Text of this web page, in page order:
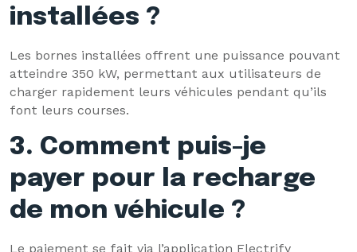
installées ?
Les bornes installées offrent une puissance pouvant
atteindre 350 kW, permettant aux utilisateurs de
charger rapidement leurs véhicules pendant qu’ils
font leurs courses.
3. Comment puis-je
payer pour la recharge
de mon véhicule ?
Le paiement se fait via l’application Electrify